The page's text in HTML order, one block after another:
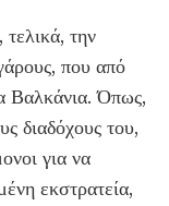
την
που από
Βαλκάνια. Όπως,
διαδόχους του,
για να
εκστρατεία,